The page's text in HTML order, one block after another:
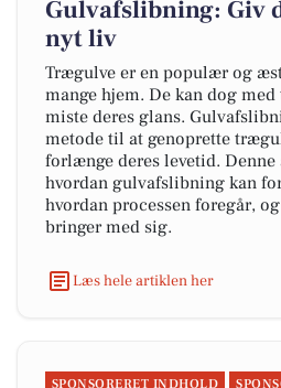
Gulvafslibning: Giv
nyt liv
Trægulve er en populær og
mange hjem. De kan dog
miste deres glans.
metode til at genoprette
forlænge deres levetid.
hvordan gulvafslibning kan
hvordan processen foregår,
bringer med sig.
Læs hele artiklen her
SPONSORERET INDHOLD